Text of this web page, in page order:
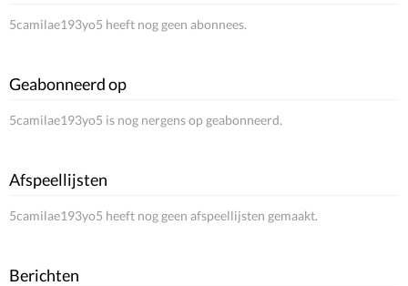
5camilae193yo5 heeft nog geen abonnees.
Geabonneerd op
5camilae193yo5 is nog nergens op geabonneerd.
Afspeellijsten
5camilae193yo5 heeft nog geen afspeellijsten gemaakt.
Berichten